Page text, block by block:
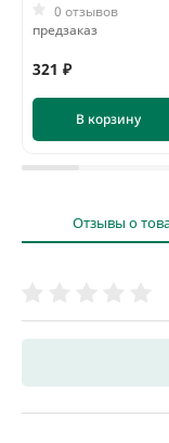
0 отзывов
предзаказ
321 ₽
В корзину
Отзывы о